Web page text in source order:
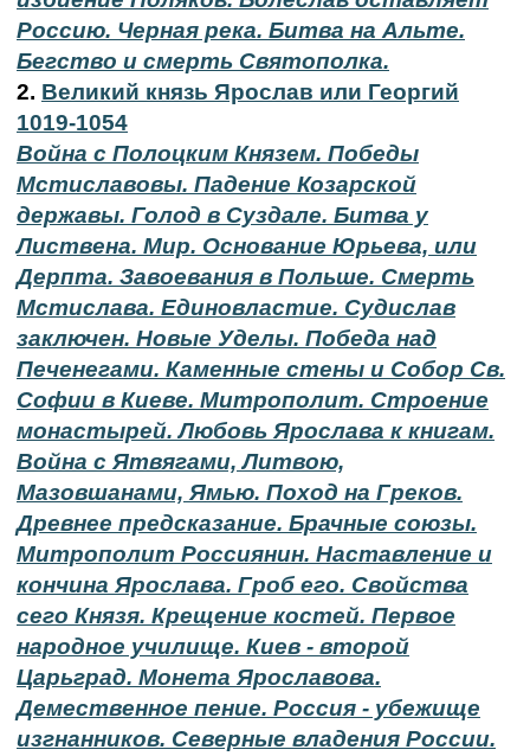
Россию. Черная река. Битва на Альте.
Бегство и смерть Святополка.
2. Великий князь Ярослав или Георгий
1019-1054
Война с Полоцким Князем. Победы
Мстиславовы. Падение Козарской
державы. Голод в Суздале. Битва у
Листвена. Мир. Основание Юрьева, или
Дерпта. Завоевания в Польше. Смерть
Мстислава. Единовластие. Судислав
заключен. Новые Уделы. Победа над
Печенегами. Каменные стены и Собор Св.
Софии в Киеве. Митрополит. Строение
монастырей. Любовь Ярослава к книгам.
Война с Ятвягами, Литвою,
Мазовшанами, Ямью. Поход на Греков.
Древнее предсказание. Брачные союзы.
Митрополит Россиянин. Наставление и
кончина Ярослава. Гроб его. Свойства
сего Князя. Крещение костей. Первое
народное училище. Киев - второй
Царьград. Монета Ярославова.
Демественное пение. Россия - убежище
изгнанников. Северные владения России.